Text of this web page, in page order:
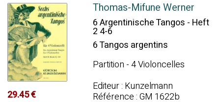
29.45 €
Thomas-Mifune Werner
6 Argentinische Tangos - Heft
2 4-6
6 Tangos argentins
Partition - 4 Violoncelles
Editeur : Kunzelmann
Référence : GM 1622b